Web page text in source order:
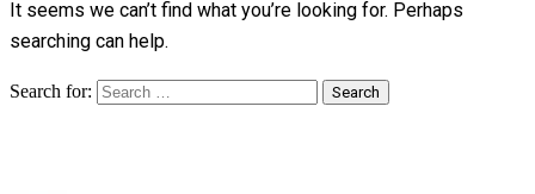
It seems we can’t find what you’re looking for. Perhaps
searching can help.
Search for: Search